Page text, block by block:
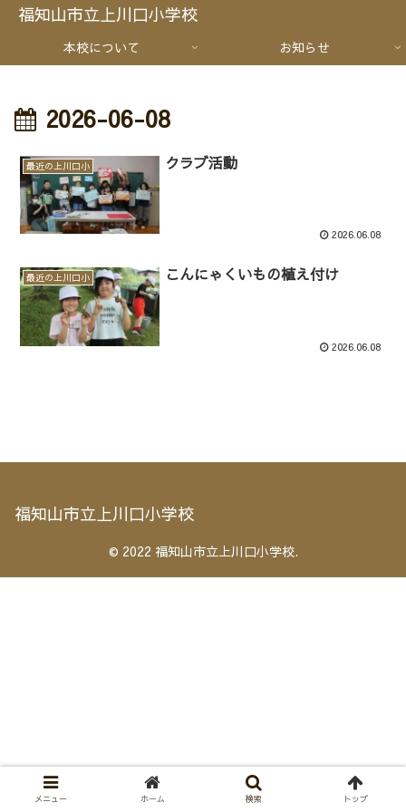
福知山市立上川口小学校
本校について お知らせ
2026-06-08
最近の上川口小 クラブ活動
2026.06.08
最近の上川口小 こんにゃくいもの植え付け
2026.06.08
福知山市立上川口小学校
© 2022 福知山市立上川口小学校.
メニュー ホーム 検索 トップ